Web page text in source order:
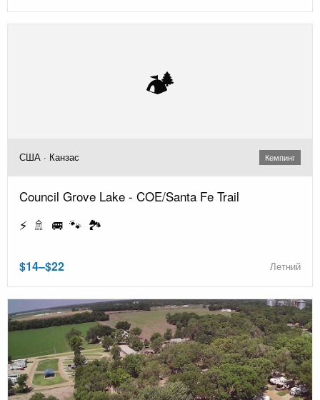
🏕️
США · Канзас Кемпинг
Council Grove Lake - COE/Santa Fe Trail
⚡ 🚿 🚐 🐾 🏞️
$14–$22 Летний